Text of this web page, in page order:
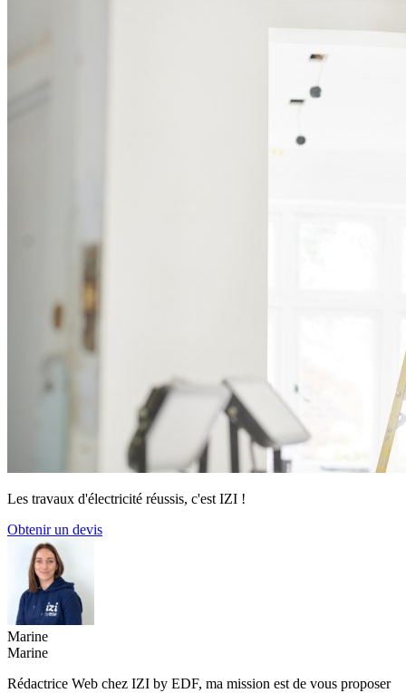
Les travaux d'électricité réussis, c'est IZI !
Obtenir un devis
Marine
Marine
Rédactrice Web chez IZI by EDF, ma mission est de vous proposer